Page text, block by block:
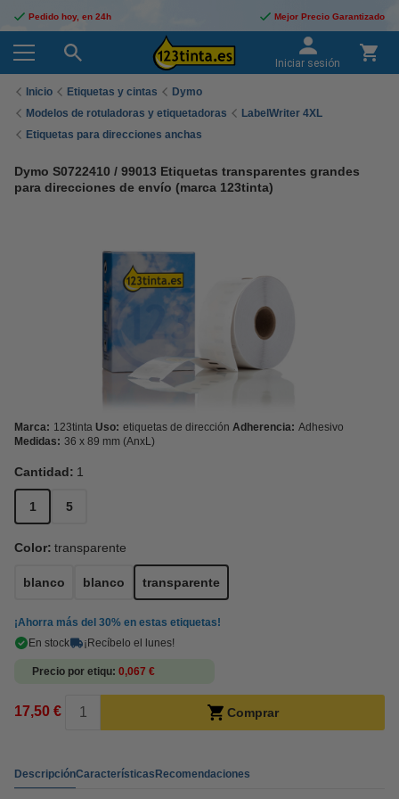
Pedido hoy, en 24h Mejor Precio Garantizado
Iniciar sesión
Inicio Etiquetas y cintas
Dymo
Modelos de rotuladoras y etiquetadoras
LabelWriter 4XL
Etiquetas para direcciones anchas
Dymo S0722410 / 99013 Etiquetas transparentes grandes
para direcciones de envío (marca 123tinta)
Marca: 123tinta Uso: etiquetas de dirección Adherencia: Adhesivo
Medidas: 36 x 89 mm (AnxL)
Cantidad: 1
1 5
Color: transparente
blanco blanco transparente
¡Ahorra más del 30% en estas etiquetas!
En stock
¡Recíbelo el lunes!
Precio por etiqu 0,067 €
17,50 € Comprar
DescripciónCaracterísticasRecomendaciones